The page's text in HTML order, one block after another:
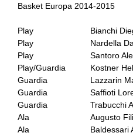
Basket Europa 2014-2015
Play
Bianchi
Play
Nardella
Play
Santoro
Play/Guardia
Kostner
Guardia
Lazzarin
Guardia
Saffioti
Guardia
Trabucchi
Ala
Augusto
Ala
Baldessari